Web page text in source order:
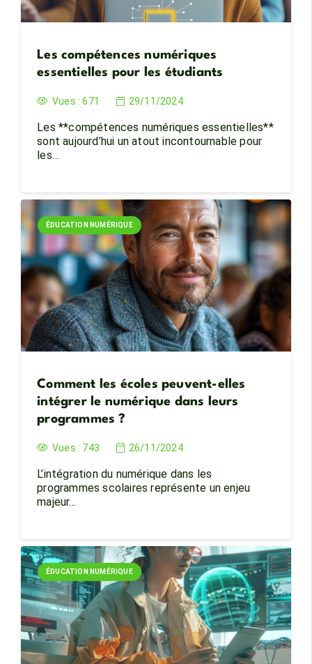
Les compétences numériques
essentielles pour les étudiants
Vues :671 29/11/2024
Les **compétences numériques essentielles**
sont aujourd’hui un atout incontournable pour
les…
ÉDUCATION NUMÉRIQUE
Comment les écoles peuvent-elles
intégrer le numérique dans leurs
programmes ?
Vues : 743 26/11/2024
L’intégration du numérique dans les
programmes scolaires représente un enjeu
majeur…
ÉDUCATION NUMÉRIQUE